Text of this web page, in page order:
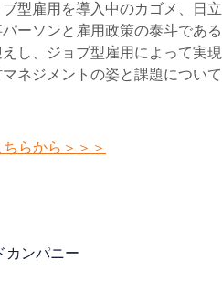
型雇用を導入中のカゴメ、日立
ーソンと雇用政策の泰斗である
し、ジョブ型雇用によって実現
ネジメントの姿と課題について
らから＞＞＞
カンパニー